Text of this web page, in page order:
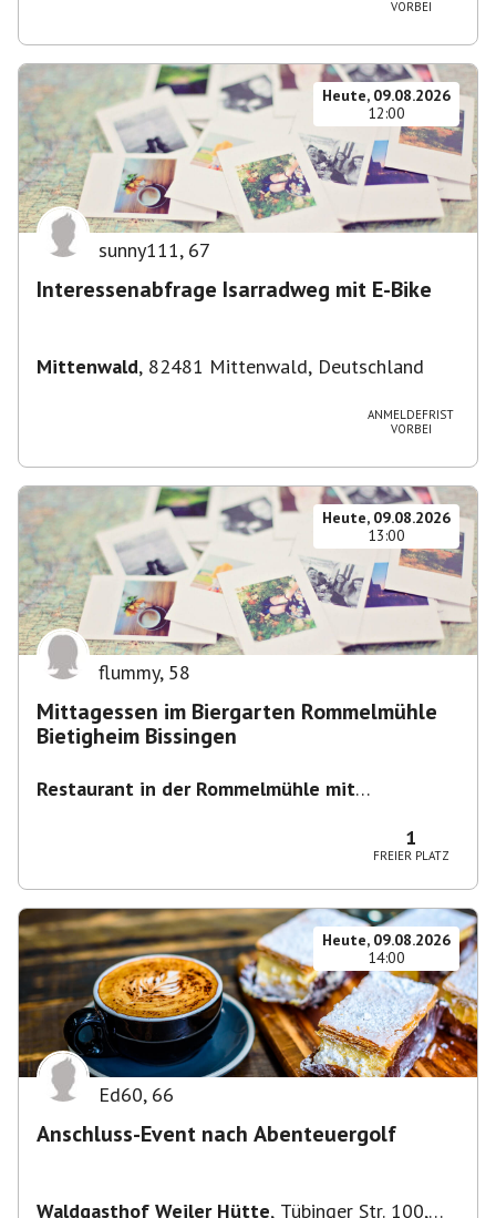
VORBEI
Heute, 09.08.2026
12:00
sunny111, 67
Interessenabfrage Isarradweg mit E-Bike
Mittenwald, 82481 Mittenwald, Deutschland
ANMELDEFRIST
VORBEI
Heute, 09.08.2026
13:00
flummy, 58
Mittagessen im Biergarten Rommelmühle
Bietigheim Bissingen
Restaurant in der Rommelmühle mit
1
FREIER PLATZ
Heute, 09.08.2026
14:00
Ed60, 66
Anschluss-Event nach Abenteuergolf
Waldgasthof Weiler Hütte, Tübinger Str. 100,